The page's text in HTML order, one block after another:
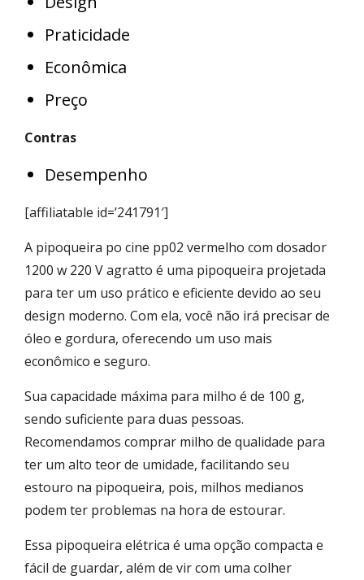
Praticidade
Econômica
Preço
Contras
Desempenho
[affiliatable id=’241791′]
A pipoqueira po cine pp02 vermelho com dosador
1200 w 220 V agratto é uma pipoqueira projetada
para ter um uso prático e eficiente devido ao seu
design moderno. Com ela, você não irá precisar de
óleo e gordura, oferecendo um uso mais
econômico e seguro.
Sua capacidade máxima para milho é de 100 g,
sendo suficiente para duas pessoas.
Recomendamos comprar milho de qualidade para
ter um alto teor de umidade, facilitando seu
estouro na pipoqueira, pois, milhos medianos
podem ter problemas na hora de estourar.
Essa pipoqueira elétrica é uma opção compacta e
fácil de guardar, além de vir com uma colher